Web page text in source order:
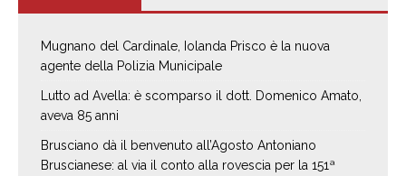
Mugnano del Cardinale, Iolanda Prisco è la nuova
agente della Polizia Municipale
Lutto ad Avella: è scomparso il dott. Domenico Amato,
aveva 85 anni
Brusciano dà il benvenuto all’Agosto Antoniano
Bruscianese: al via il conto alla rovescia per la 151ª